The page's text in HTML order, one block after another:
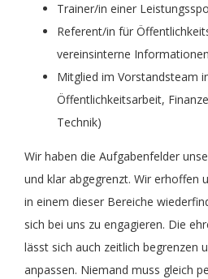
Trainer/in einer
Referent/in für
vereinsinterne Informationen
Mitglied im Vorstandsteam
Öffentlichkeitsarbeit,
Technik)
Wir haben die Aufgabenfelder
und klar abgegrenzt. Wir erhoffen
in einem dieser Bereiche
sich bei uns zu engagieren. Die
lässt sich auch zeitlich begrenzen
anpassen. Niemand muss gleich